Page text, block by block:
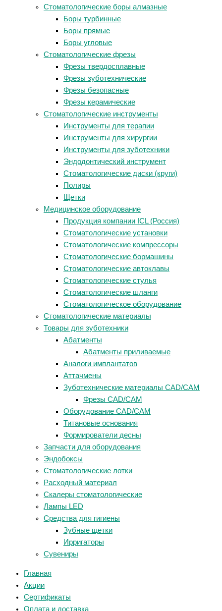
Стоматологические боры алмазные
Боры турбинные
Боры прямые
Боры угловые
Стоматологические фрезы
Фрезы твердосплавные
Фрезы зуботехнические
Фрезы безопасные
Фрезы керамические
Стоматологические инструменты
Инструменты для терапии
Инструменты для хирургии
Инструменты для зуботехники
Эндодонтический инструмент
Стоматологические диски (круги)
Полиры
Щетки
Медицинское оборудование
Продукция компании ICL (Россия)
Стоматологические установки
Стоматологические компрессоры
Стоматологические бормашины
Стоматологические автоклавы
Стоматологические стулья
Стоматологические шланги
Стоматологическое оборудование
Стоматологические материалы
Товары для зуботехники
Абатменты
Абатменты приливаемые
Аналоги имплантатов
Аттачмены
Зуботехнические материалы CAD/CAM
Фрезы CAD/CAM
Оборудование CAD/CAM
Титановые основания
Формирователи десны
Запчасти для оборудования
Эндобоксы
Стоматологические лотки
Расходный материал
Скалеры стоматологические
Лампы LED
Средства для гигиены
Зубные щетки
Ирригаторы
Сувениры
Главная
Акции
Сертификаты
Оплата и доставка